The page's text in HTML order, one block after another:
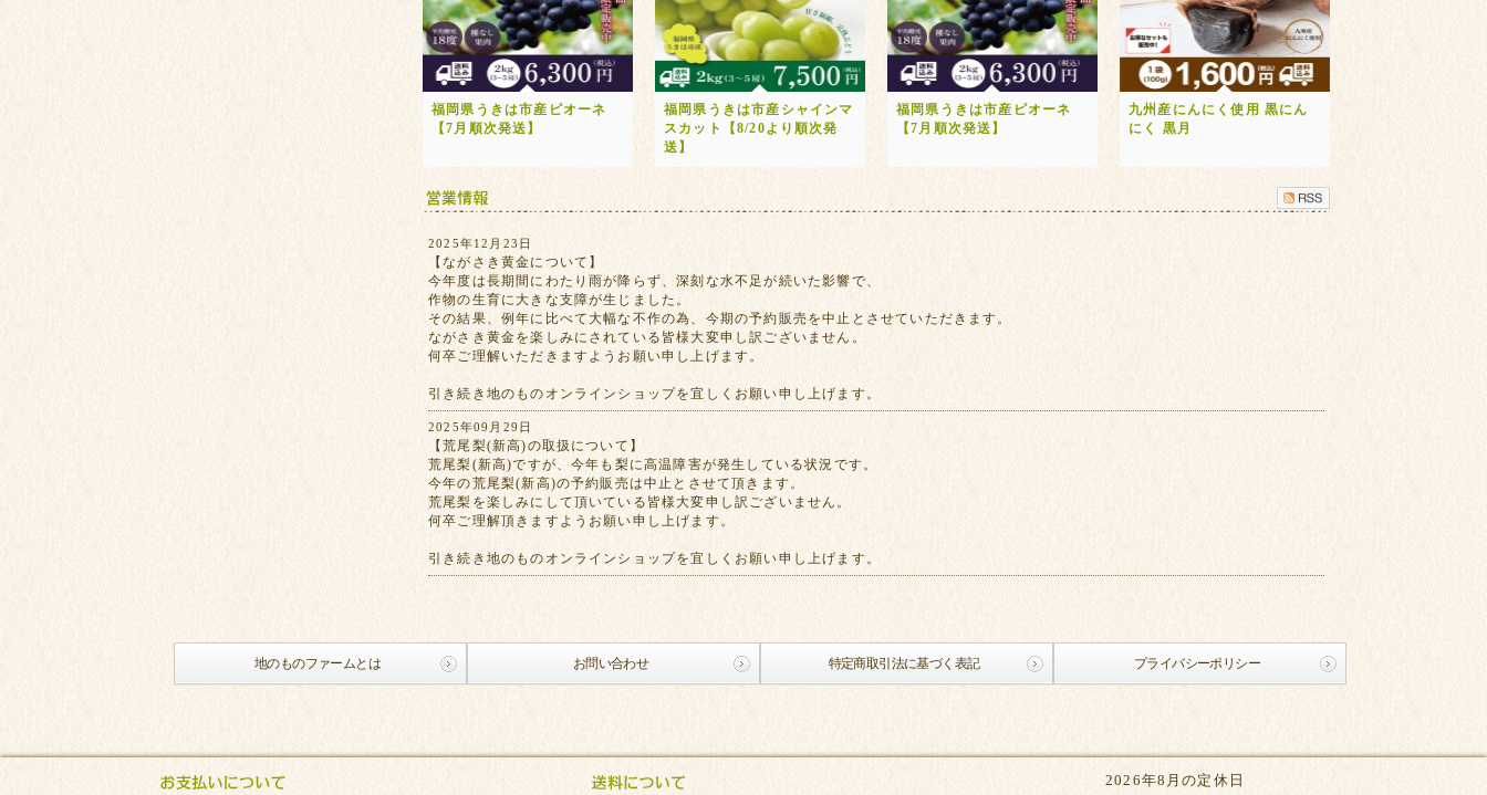
福岡県うきは市産ピオーネ
【7月順次発送】
福岡県うきは市産シャインマ
スカット【8/20より順次発
送】
福岡県うきは市産ピオーネ
【7月順次発送】
九州産にんにく使用 黒にん
にく 黒月
2025年12月23日
【ながさき黄金について】
今年度は長期間にわたり雨が降らず、深刻な水不足が続いた影響で、
作物の生育に大きな支障が生じました。
その結果、例年に比べて大幅な不作の為、今期の予約販売を中止とさせていただきます。
ながさき黄金を楽しみにされている皆様大変申し訳ございません。
何卒ご理解いただきますようお願い申し上げます。
引き続き地のものオンラインショップを宜しくお願い申し上げます。
2025年09月29日
【荒尾梨(新高)の取扱について】
荒尾梨(新高)ですが、今年も梨に高温障害が発生している状況です。
今年の荒尾梨(新高)の予約販売は中止とさせて頂きます。
荒尾梨を楽しみにして頂いている皆様大変申し訳ございません。
何卒ご理解頂きますようお願い申し上げます。
引き続き地のものオンラインショップを宜しくお願い申し上げます。
地のものファームとは お問い合わせ 特定商取引法に基づく表記 プライバシーポリシー
2026年8月の定休日